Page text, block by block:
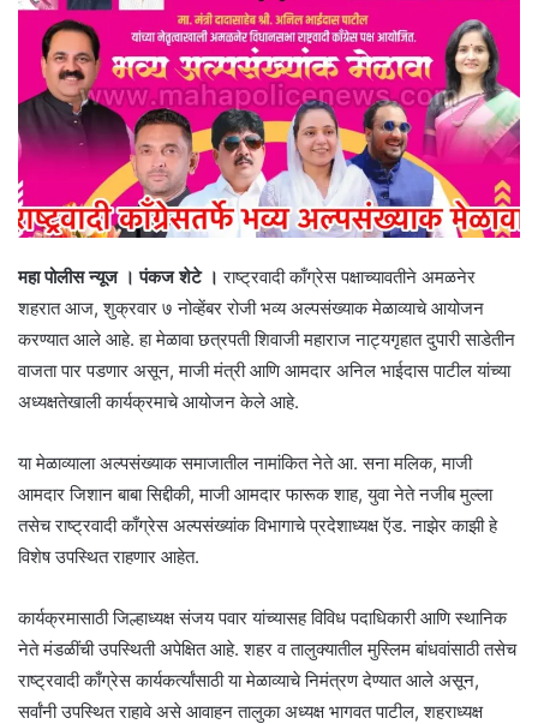
महा पोलीस न्यूज । पंकज शेटे । राष्ट्रवादी काँग्रेस पक्षाच्यावतीने अमळनेर
शहरात आज, शुक्रवार ७ नोव्हेंबर रोजी भव्य अल्पसंख्याक मेळाव्याचे आयोजन
करण्यात आले आहे. हा मेळावा छत्रपती शिवाजी महाराज नाट्यगृहात दुपारी साडेतीन
वाजता पार पडणार असून, माजी मंत्री आणि आमदार अनिल भाईदास पाटील यांच्या
अध्यक्षतेखाली कार्यक्रमाचे आयोजन केले आहे.
या मेळाव्याला अल्पसंख्याक समाजातील नामांकित नेते आ. सना मलिक, माजी
आमदार जिशान बाबा सिद्दीकी, माजी आमदार फारूक शाह, युवा नेते नजीब मुल्ला
तसेच राष्ट्रवादी काँग्रेस अल्पसंख्यांक विभागाचे प्रदेशाध्यक्ष ऍड. नाझेर काझी हे
विशेष उपस्थित राहणार आहेत.
कार्यक्रमासाठी जिल्हाध्यक्ष संजय पवार यांच्यासह विविध पदाधिकारी आणि स्थानिक
नेते मंडळींची उपस्थिती अपेक्षित आहे. शहर व तालुक्यातील मुस्लिम बांधवांसाठी तसेच
राष्ट्रवादी काँग्रेस कार्यकर्त्यांसाठी या मेळाव्याचे निमंत्रण देण्यात आले असून,
सर्वांनी उपस्थित राहावे असे आवाहन तालुका अध्यक्ष भागवत पाटील, शहराध्यक्ष